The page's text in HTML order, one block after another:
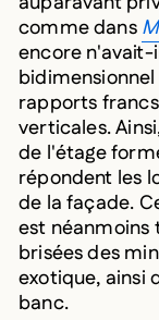
comme dans
encore n'avait-
rapports
verticales.
de l'étage
répondent les
de la façade.
est néanmoins
brisées des
exotique, ainsi
banc.